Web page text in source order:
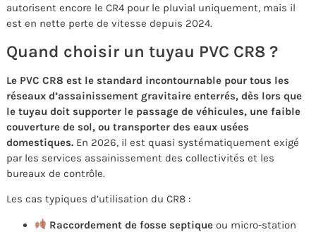
autorisent encore le CR4 pour le pluvial uniquement, mais il
est en nette perte de vitesse depuis 2024.
Quand choisir un tuyau PVC CR8 ?
Le PVC CR8 est le standard incontournable pour tous les
réseaux d’assainissement gravitaire enterrés, dès lors que
le tuyau doit supporter le passage de véhicules, une faible
couverture de sol, ou transporter des eaux usées
domestiques. En 2026, il est quasi systématiquement exigé
par les services assainissement des collectivités et les
bureaux de contrôle.
Les cas typiques d’utilisation du CR8 :
Raccordement de fosse septique ou micro-station